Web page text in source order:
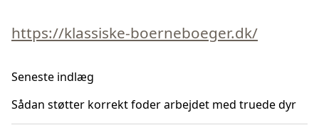
https://klassiske-boerneboeger.dk/
Seneste indlæg
Sådan støtter korrekt foder arbejdet med truede dyr